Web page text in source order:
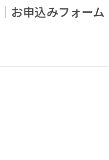
お申込みフォーム